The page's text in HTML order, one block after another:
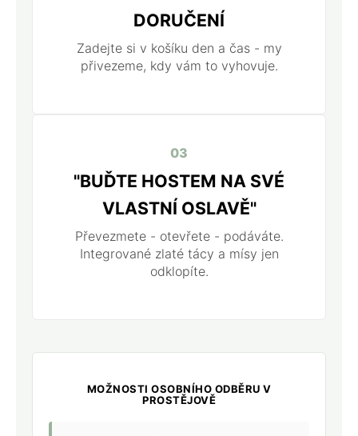
DORUČENÍ
Zadejte si v košíku den a čas - my
přivezeme, kdy vám to vyhovuje.
03
"BUĎTE HOSTEM NA SVÉ
VLASTNÍ OSLAVĚ"
Převezmete - otevřete - podáváte.
Integrované zlaté tácy a mísy jen
odklopíte.
MOŽNOSTI OSOBNÍHO ODBĚRU V
PROSTĚJOVĚ